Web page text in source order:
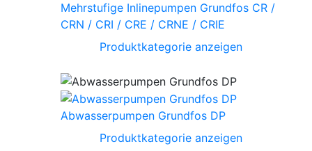
Mehrstufige Inlinepumpen Grundfos CR /
CRN / CRI / CRE / CRNE / CRIE
Produktkategorie anzeigen
Abwasserpumpen Grundfos DP
Produktkategorie anzeigen